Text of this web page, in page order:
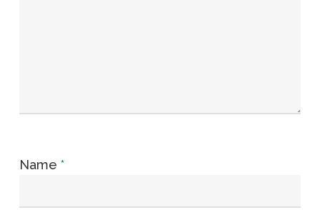
Name *